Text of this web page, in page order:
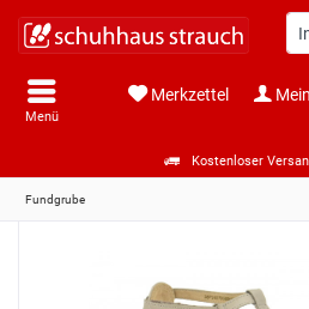
Kostenloser
Menü
Merkzettel
Fundgrube